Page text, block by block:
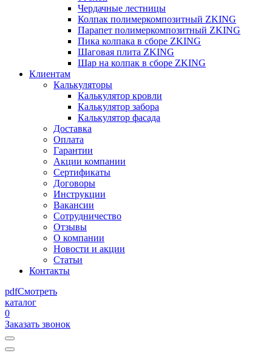
Чердачные лестницы
Колпак полимеркомпозитный ZKING
Парапет полимеркомпозитный ZKING
Пика колпака в сборе ZKING
Шаговая плита ZKING
Шар на колпак в сборе ZKING
Клиентам
Калькуляторы
Калькулятор кровли
Калькулятор забора
Калькулятор фасада
Доставка
Оплата
Гарантии
Акции компании
Сертификаты
Договоры
Инструкции
Вакансии
Сотрудничество
Отзывы
О компании
Новости и акции
Статьи
Контакты
pdfСмотреть
каталог
0
Заказать звонок